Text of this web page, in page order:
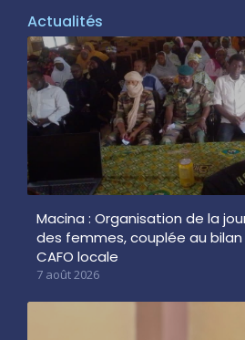
Actualités
Macina : Organisation de la
des femmes, couplée au
CAFO locale
7 août 2026